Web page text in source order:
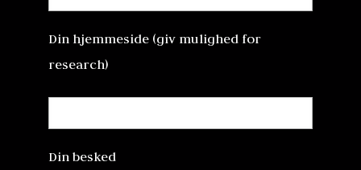
Din hjemmeside (giv mulighed for
research)
Din besked